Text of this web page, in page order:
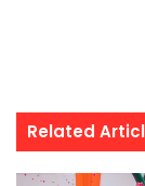
Related